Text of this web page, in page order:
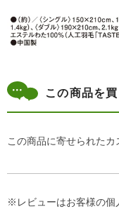
この商品を
この商品に寄せられたカ
※レビューはお客様の個